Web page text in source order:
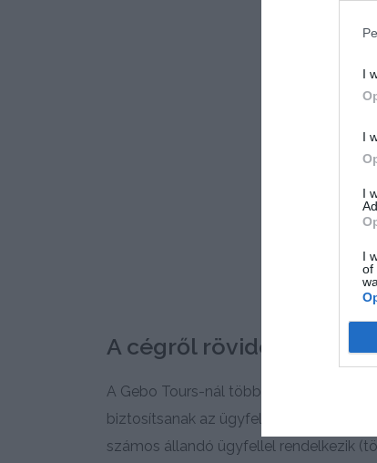
I
I
I
I
of
A cégről röviden
A Gebo Tours-nál több mint 200-an
biztosítsanak az ügyfeleknek! A Gebo
számos állandó ügyfellel rendelkezik